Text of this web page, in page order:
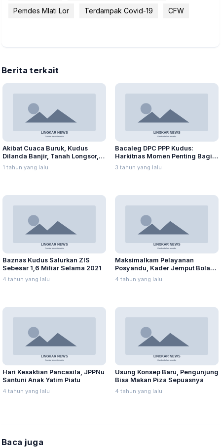
Pemdes Mlati Lor Terdampak Covid-19 CFW
Berita terkait
Akibat Cuaca Buruk, Kudus
Dilanda Banjir, Tanah Longsor,
dan Angin Kencang
1 tahun yang lalu
Bacaleg DPC PPP Kudus:
Harkitnas Momen Penting Bagi
Milenial
3 tahun yang lalu
Baznas Kudus Salurkan ZIS
Sebesar 1,6 Miliar Selama 2021
4 tahun yang lalu
Maksimalkam Pelayanan
Posyandu, Kader Jemput Bola
ke Rumah Warga
4 tahun yang lalu
Hari Kesaktian Pancasila, JPPNu
Santuni Anak Yatim Piatu
4 tahun yang lalu
Usung Konsep Baru, Pengunjung
Bisa Makan Piza Sepuasnya
4 tahun yang lalu
Baca juga